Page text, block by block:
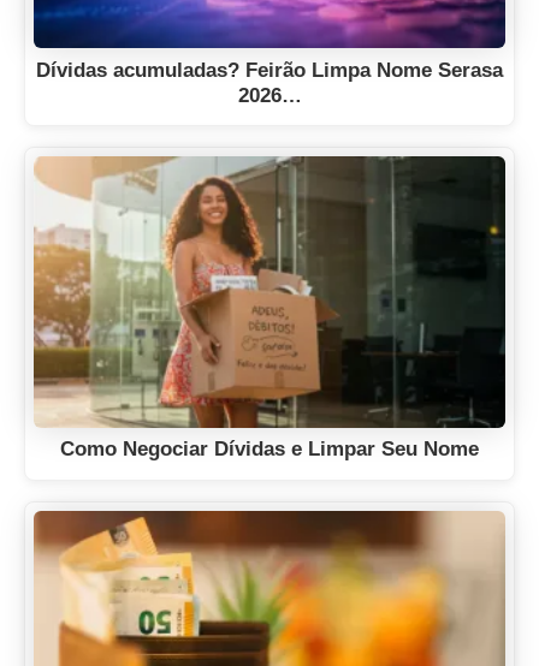
Dívidas acumuladas? Feirão Limpa Nome Serasa
2026…
Como Negociar Dívidas e Limpar Seu Nome